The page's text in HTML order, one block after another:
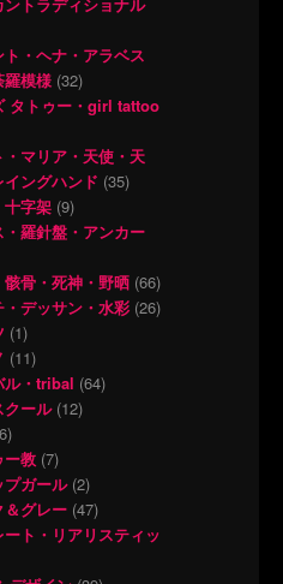
・ヘナ・アラベス
羅模様 (32)
タトゥー・girl tattoo
・マリア・天使・天
ングハンド (35)
十字架 (9)
・羅針盤・アンカー
骸骨・死神・野晒 (66)
・デッサン・水彩 (26)
(1)
(11)
ル・tribal (64)
クール(12)
ー教 (7)
プガール(2)
＆グレー (47)
ト・リアリスティッ